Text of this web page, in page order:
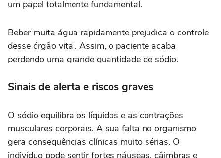
um papel totalmente fundamental.
Beber muita água rapidamente prejudica o controle
desse órgão vital. Assim, o paciente acaba
perdendo uma grande quantidade de sódio.
Sinais de alerta e riscos graves
O sódio equilibra os líquidos e as contrações
musculares corporais. A sua falta no organismo
gera consequências clínicas muito sérias. O
indivíduo pode sentir fortes náuseas, câimbras e